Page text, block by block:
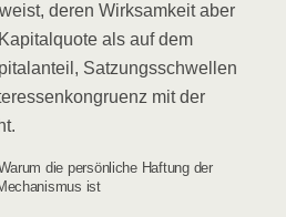
deren Wirksamkeit aber
als auf dem
Satzungsschwellen
mit der
die persönliche Haftung der
ist